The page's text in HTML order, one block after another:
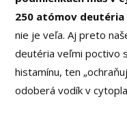
250 atómov deutéria
nie je veľa. Aj preto
deutéria veľmi poctivo
histamínu, ten
odoberá vodík v